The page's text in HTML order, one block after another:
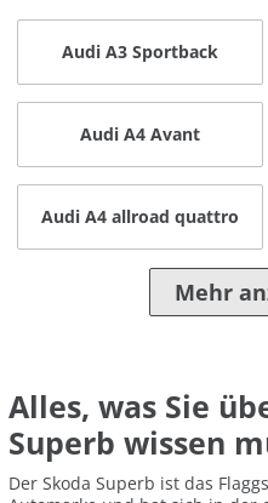
Audi A3 Sportback
Audi A4 Avant
Audi A4 allroad quattro
Mehr
Alles, was Sie
Superb wissen
Der Skoda Superb ist das